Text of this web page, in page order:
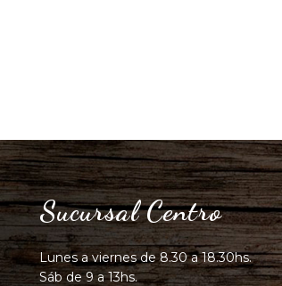
Sucursal Centro
Lunes a viernes de 8.30 a 18.30hs.
Sáb de 9 a 13hs.